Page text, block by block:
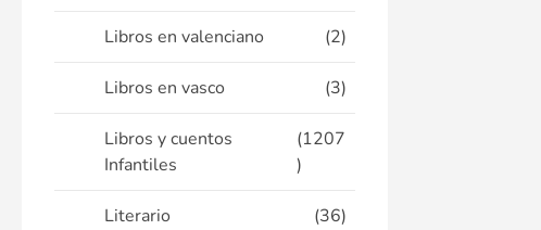
Libros en valenciano (2)
Libros en vasco (3)
Libros y cuentos
Infantiles
(1207
)
Literario (36)